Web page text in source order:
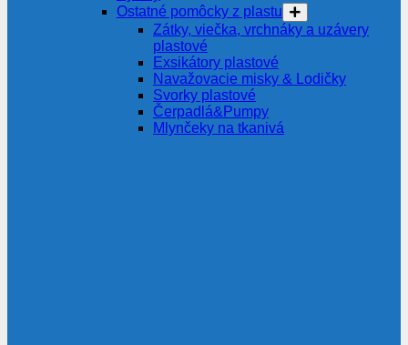
Ostatné pomôcky z plastu
Zátky, viečka, vrchnáky a uzávery
plastové
Exsikátory plastové
Navažovacie misky & Lodičky
Svorky plastové
Čerpadlá&Pumpy
Mlynčeky na tkanivá